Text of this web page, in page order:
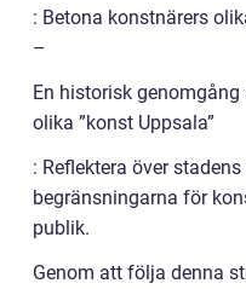
: Betona konstnärers
–
En historisk
olika ”konst Uppsala”
: Reflektera över
begränsningarna för
publik.
Genom att följa denna